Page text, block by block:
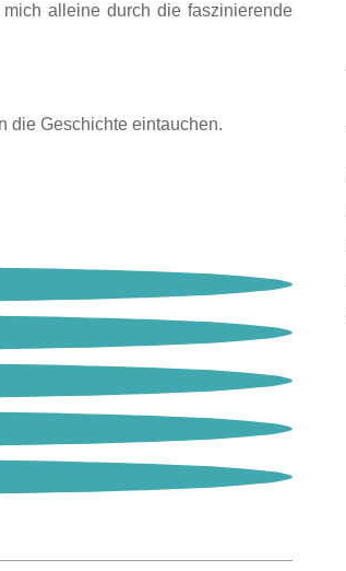
alleine durch die faszinierende
die Geschichte eintauchen.